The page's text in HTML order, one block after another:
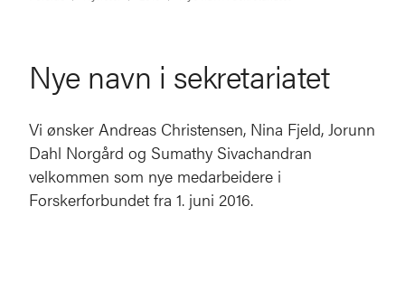
Nye navn i sekretariatet
Vi ønsker Andreas Christensen, Nina Fjeld, Jorunn
Dahl Norgård og Sumathy Sivachandran
velkommen som nye medarbeidere i
Forskerforbundet fra 1. juni 2016.